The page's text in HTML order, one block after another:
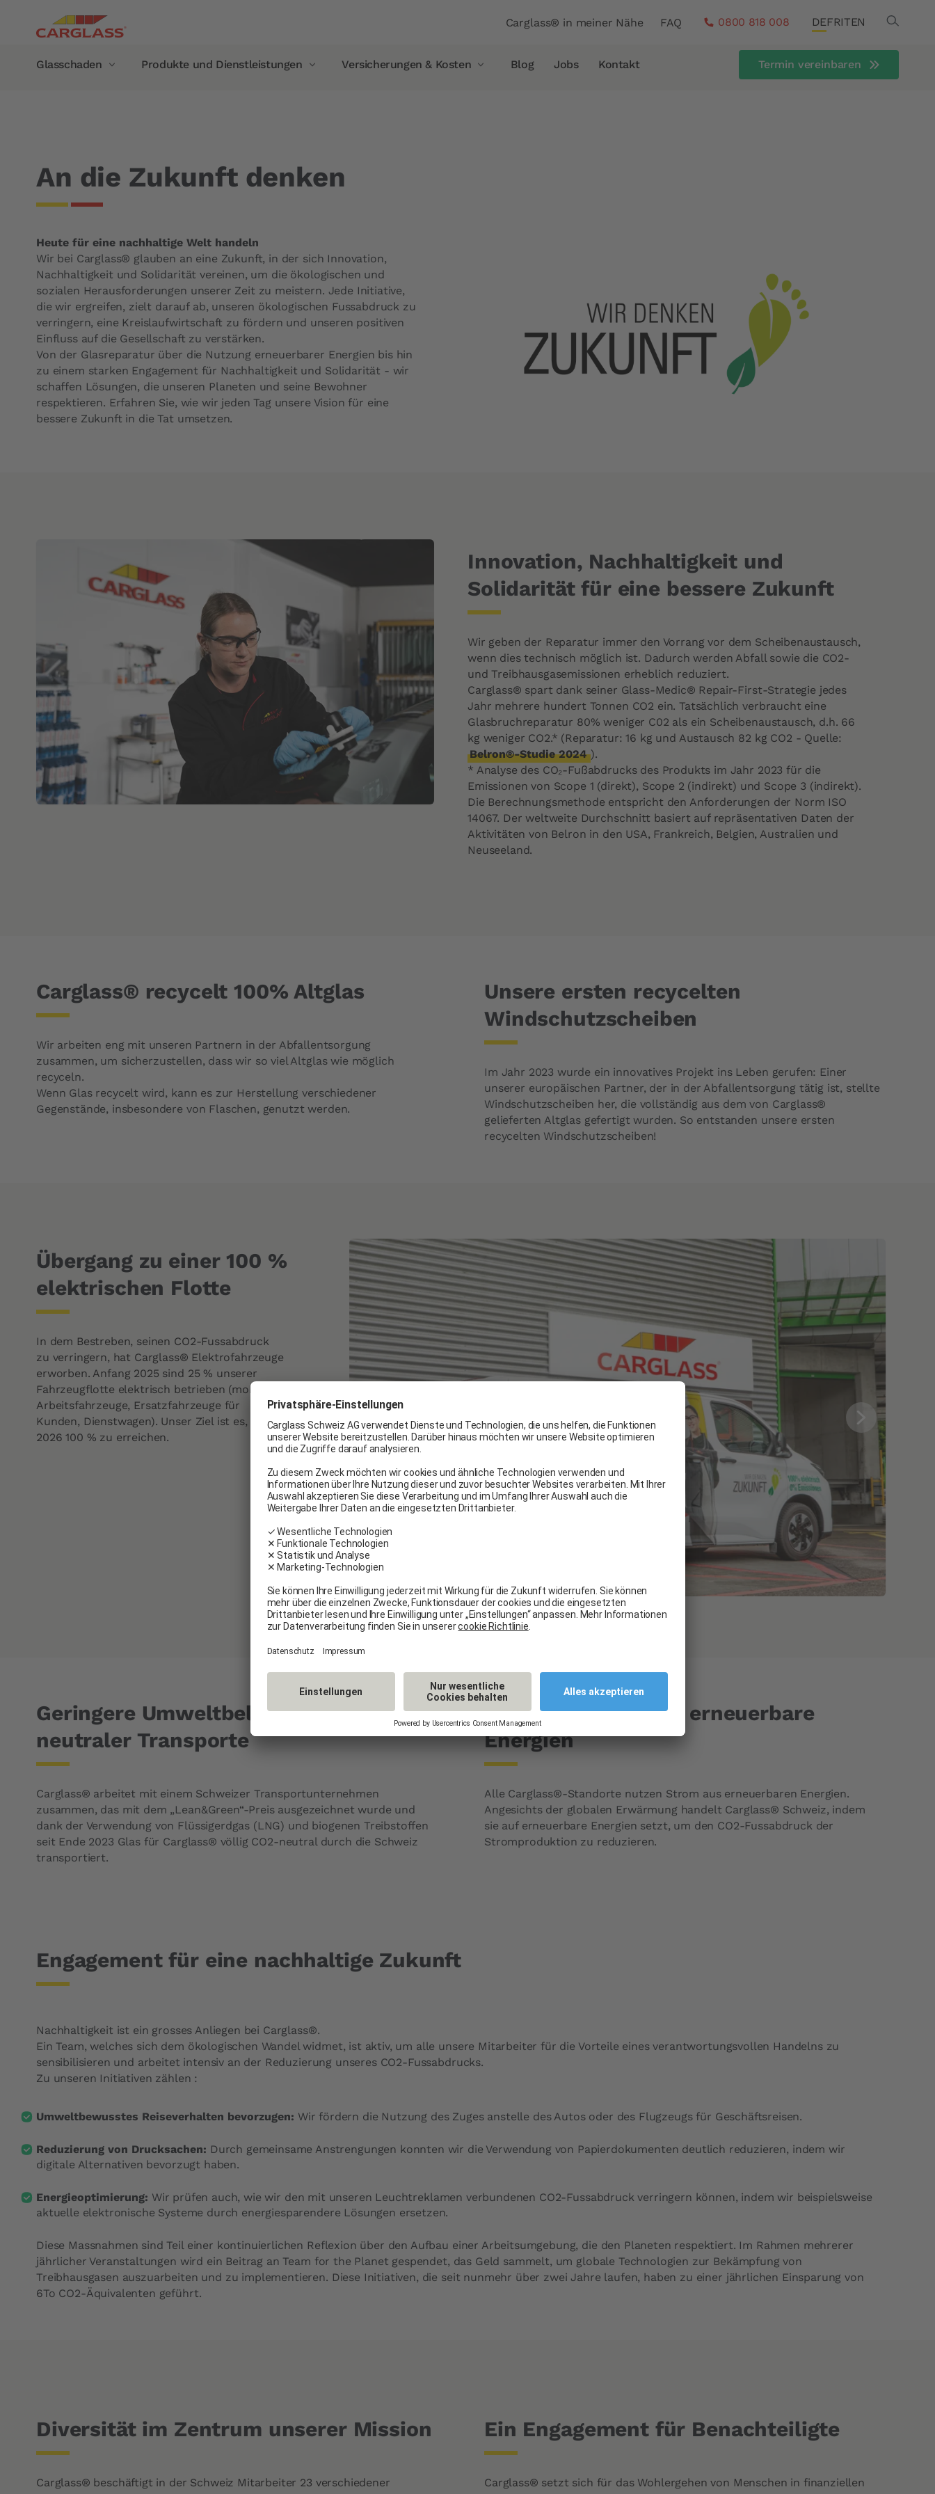
Header
Carglass® in meiner Nähe FAQ 0800 818 008 DEFRITEN Search
Main navigation
Glasschaden
Frontscheibe
Seitenscheibe
Panoramadach
Rekalibrierung der Kamera
Regensensoren
Dauer der Glasschadenbehebung
Produkte und Dienstleistungen
Garantie
Unsere Produkte
Scheibenwischer
Carglass Protect® Scheibenversiegelung
Innenraumfilter
Versicherungen & Kosten
Smile
PostFinance
Preis Austausch Frontscheibe
Kostenvoranschlag anfordern
Blog Jobs Kontakt
Termin vereinbaren
An die Zukunft denken
Heute für eine nachhaltige Welt handeln
Wir bei Carglass® glauben an eine Zukunft, in der sich Innovation,
Nachhaltigkeit und Solidarität vereinen, um die ökologischen und
sozialen Herausforderungen unserer Zeit zu meistern. Jede Initiative,
die wir ergreifen, zielt darauf ab, unseren ökologischen Fussabdruck zu
verringern, eine Kreislaufwirtschaft zu fördern und unseren positiven
Einfluss auf die Gesellschaft zu verstärken.
Von der Glasreparatur über die Nutzung erneuerbarer Energien bis hin
zu einem starken Engagement für Nachhaltigkeit und Solidarität - wir
schaffen Lösungen, die unseren Planeten und seine Bewohner
respektieren. Erfahren Sie, wie wir jeden Tag unsere Vision für eine
bessere Zukunft in die Tat umsetzen.
Innovation, Nachhaltigkeit und
Solidarität für eine bessere Zukunft
Wir geben der Reparatur immer den Vorrang vor dem Scheibenaustausch,
wenn dies technisch möglich ist. Dadurch werden Abfall sowie die CO2-
und Treibhausgasemissionen erheblich reduziert.
Carglass® spart dank seiner Glass-Medic® Repair-First-Strategie jedes
Jahr mehrere hundert Tonnen CO2 ein. Tatsächlich verbraucht eine
Glasbruchreparatur 80% weniger C02 als ein Scheibenaustausch, d.h. 66
kg weniger CO2.* (Reparatur: 16 kg und Austausch 82 kg CO2 - Quelle:
Belron®-Studie 2024 ).
* Analyse des CO₂-Fußabdrucks des Produkts im Jahr 2023 für die
Emissionen von Scope 1 (direkt), Scope 2 (indirekt) und Scope 3 (indirekt).
Die Berechnungsmethode entspricht den Anforderungen der Norm ISO
14067. Der weltweite Durchschnitt basiert auf repräsentativen Daten der
Aktivitäten von Belron in den USA, Frankreich, Belgien, Australien und
Neuseeland.
Carglass® recycelt 100% Altglas
Wir arbeiten eng mit unseren Partnern in der Abfallentsorgung
zusammen, um sicherzustellen, dass wir so viel Altglas wie möglich
recyceln.
Wenn Glas recycelt wird, kann es zur Herstellung verschiedener
Gegenstände, insbesondere von Flaschen, genutzt werden.
Unsere ersten recycelten
Windschutzscheiben
Im Jahr 2023 wurde ein innovatives Projekt ins Leben gerufen: Einer
unserer europäischen Partner, der in der Abfallentsorgung tätig ist, stellte
Windschutzscheiben her, die vollständig aus dem von Carglass®
gelieferten Altglas gefertigt wurden. So entstanden unsere ersten
recycelten Windschutzscheiben!
Übergang zu einer 100 %
elektrischen Flotte
In dem Bestreben, seinen CO2-Fussabdruck
zu verringern, hat Carglass® Elektrofahrzeuge
erworben. Anfang 2025 sind 25 % unserer
Fahrzeugflotte elektrisch betrieben (mobile
Arbeitsfahrzeuge, Ersatzfahrzeuge für
Kunden, Dienstwagen). Unser Ziel ist es, bis
2026 100 % zu erreichen.
Geringere Umweltbelastung dank CO2-
neutraler Transporte
Carglass® arbeitet mit einem Schweizer Transportunternehmen
zusammen, das mit dem „Lean&Green“-Preis ausgezeichnet wurde und
dank der Verwendung von Flüssigerdgas (LNG) und biogenen Treibstoffen
seit Ende 2023 Glas für Carglass® völlig CO2-neutral durch die Schweiz
transportiert.
Carglass® setzt auf erneuerbare
Energien
Alle Carglass®-Standorte nutzen Strom aus erneuerbaren Energien.
Angesichts der globalen Erwärmung handelt Carglass® Schweiz, indem
sie auf erneuerbare Energien setzt, um den CO2-Fussabdruck der
Stromproduktion zu reduzieren.
Engagement für eine nachhaltige Zukunft
Nachhaltigkeit ist ein grosses Anliegen bei Carglass®.
Ein Team, welches sich dem ökologischen Wandel widmet, ist aktiv, um alle unsere Mitarbeiter für die Vorteile eines verantwortungsvollen Handelns zu
sensibilisieren und arbeitet intensiv an der Reduzierung unseres CO2-Fussabdrucks.
Zu unseren Initiativen zählen :
Umweltbewusstes Reiseverhalten bevorzugen: Wir fördern die Nutzung des Zuges anstelle des Autos oder des Flugzeugs für Geschäftsreisen.
Reduzierung von Drucksachen: Durch gemeinsame Anstrengungen konnten wir die Verwendung von Papierdokumenten deutlich reduzieren, indem wir
digitale Alternativen bevorzugt haben.
Energieoptimierung: Wir prüfen auch, wie wir den mit unseren Leuchtreklamen verbundenen CO2-Fussabdruck verringern können, indem wir beispielsweise
aktuelle elektronische Systeme durch energiesparendere Lösungen ersetzen.
Diese Massnahmen sind Teil einer kontinuierlichen Reflexion über den Aufbau einer Arbeitsumgebung, die den Planeten respektiert. Im Rahmen mehrerer
jährlicher Veranstaltungen wird ein Beitrag an Team for the Planet gespendet, das Geld sammelt, um globale Technologien zur Bekämpfung von
Treibhausgasen auszuarbeiten und zu implementieren. Diese Initiativen, die seit nunmehr über zwei Jahre laufen, haben zu einer jährlichen Einsparung von
6To CO2-Äquivalenten geführt.
Diversität im Zentrum unserer Mission
Carglass® beschäftigt in der Schweiz Mitarbeiter 23 verschiedener
Ein Engagement für Benachteiligte
Carglass® setzt sich für das Wohlergehen von Menschen in finanziellen